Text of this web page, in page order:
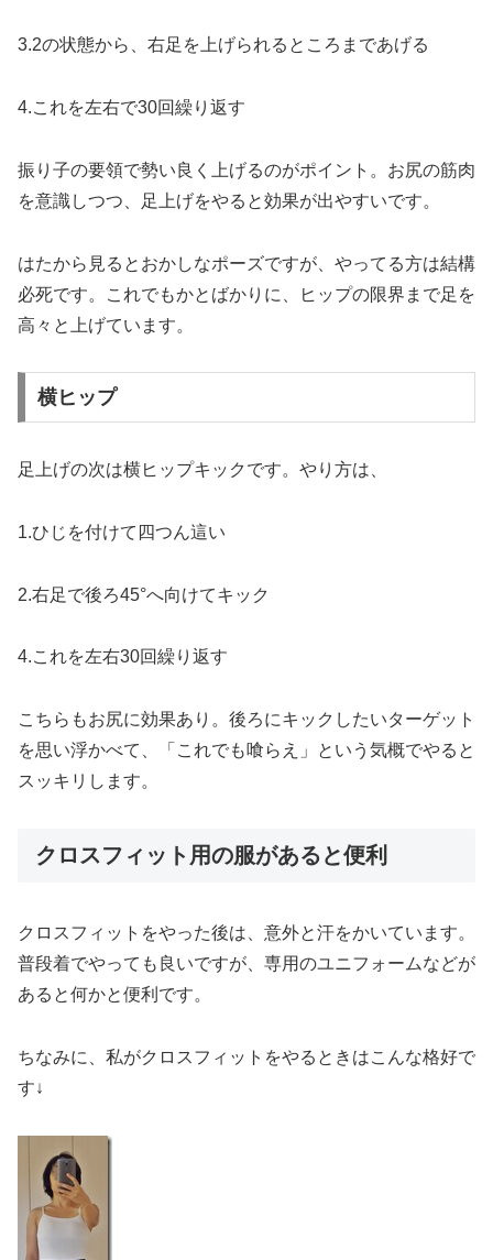
3.2の状態から、右足を上げられるところまであげる
4.これを左右で30回繰り返す
振り子の要領で勢い良く上げるのがポイント。お尻の筋肉
を意識しつつ、足上げをやると効果が出やすいです。
はたから見るとおかしなポーズですが、やってる方は結構
必死です。これでもかとばかりに、ヒップの限界まで足を
高々と上げています。
横ヒップ
足上げの次は横ヒップキックです。やり方は、
1.ひじを付けて四つん這い
2.右足で後ろ45°へ向けてキック
4.これを左右30回繰り返す
こちらもお尻に効果あり。後ろにキックしたいターゲット
を思い浮かべて、「これでも喰らえ」という気概でやると
スッキリします。
クロスフィット用の服があると便利
クロスフィットをやった後は、意外と汗をかいています。
普段着でやっても良いですが、専用のユニフォームなどが
あると何かと便利です。
ちなみに、私がクロスフィットをやるときはこんな格好で
す↓